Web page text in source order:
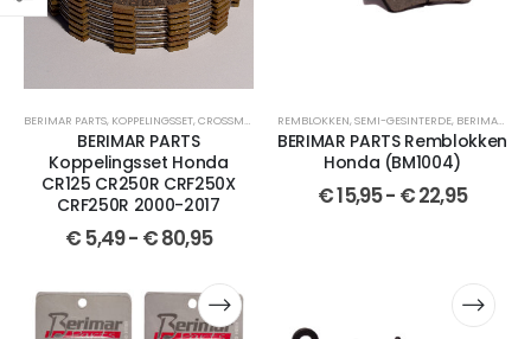
BERIMAR PARTS, KOPPELINGSSET,CROSSMOTOR ONDERDELEN ,HONDA,CR 125,CR 250,CRF 250
BERIMAR PARTS
Koppelingsset Honda
CR125 CR250R CRF250X
CRF250R 2000-2017
€ 5,49- €80,95
REMBLOKKEN,SEMI-GESINTERDE, BERIMAR PARTS
BERIMAR PARTS Remblokken
Honda (BM1004)
€15,95- €22,95